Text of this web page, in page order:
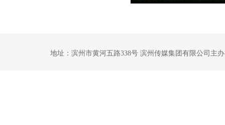
地址：滨州市黄河五路338号 滨州传媒集团有限公司主